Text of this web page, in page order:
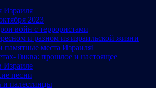
Израиля
2023
войн с террористами
и разном из израильской жизни
памятные места Израиляl
Тиква: прошлое и настоящее
Израиле
песни
и палестинцы